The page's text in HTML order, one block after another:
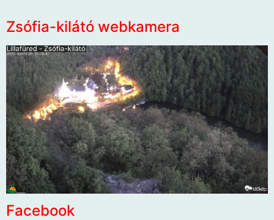
Zsófia-kilátó webkamera
Facebook